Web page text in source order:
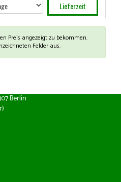
Lieferzeit
Preis angezeigt zu bekommen.
Felder aus.
Berlin